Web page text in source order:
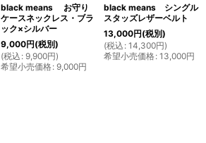
black means お守り
ケースネックレス・ブラ
ック×シルバー
9,000円(税別)
(税込 : 9,900円)
希望小売価格: 9,000円
black means シングル
スタッズレザーベルト
13,000円(税別)
(税込 : 14,300円)
希望小売価格: 13,000円